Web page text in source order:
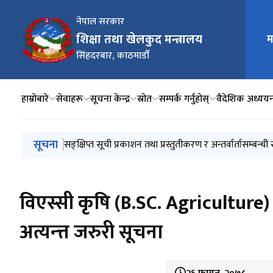
नेपाल सरकार
शिक्षा तथा खेलकुद मन्त्रालय
सिंहदरबार, काठमाडौँ
मुख्य
हाम्रोबारे सेवाहरू सूचना केन्द्र स्रोत सम्पर्क गर्नुहोस् वैदेशिक
मुख्य नेभिगेसनमा जानुहोस्
सूचना Invitation for Sealed Quotation
शैक्षिक परामर्श सेवा तथा भाषा शिक्षणसम्बन्धी निर्देशिका,
सङ्क्षिप्त सूची प्रकाशन तथा प्रस्तुतीकरण र
सूचनाको हक अन्तर्गत स्वतः प्रकाशन २०८३ बैशाख देखि
शिक्षक सेवा आयोगको अध्यक्ष र सदस्य पदमा नियुक्तिका
वि‍एस्सी कृषि (B.SC. Agriculture)
अत्यन्त्त जरुरी सूचना